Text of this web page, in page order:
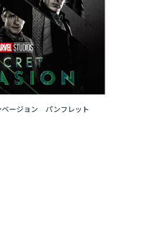
ベージョン パンフレット